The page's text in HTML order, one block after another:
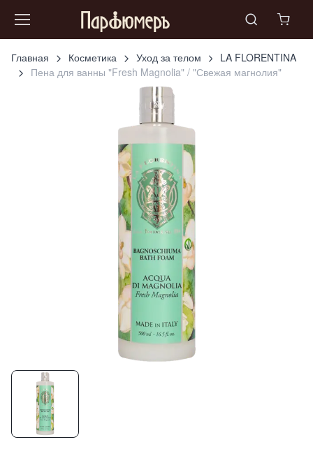
Главная Косметика Уход за телом
LA FLORENTINA
Пена для ванны "Fresh Magnolia" / "Свежая магнолия"